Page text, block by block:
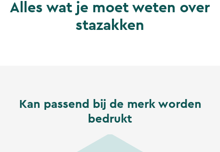
Alles wat je moet weten over
stazakken
Kan passend bij de merk worden
bedrukt